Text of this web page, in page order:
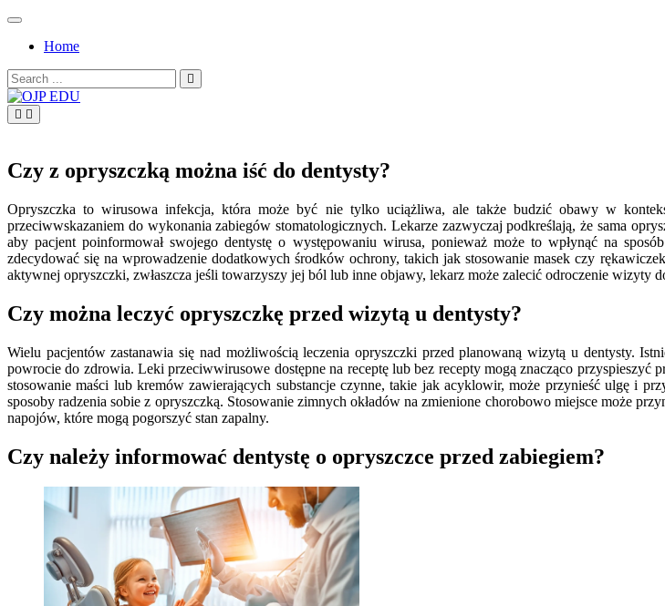
Skip
contentHome
Search
for:
Czy z opryszczką można iść do dentysty?
Opryszczka to wirusowa infekcja, która może być nie tylko uciążliwa, ale także budzić obawy w
przeciwwskazaniem do wykonania zabiegów stomatologicznych. Lekarze zazwyczaj podkreślają, że sama
aby pacjent poinformował swojego dentystę o występowaniu wirusa, ponieważ może to wpłynąć na
zdecydować się na wprowadzenie dodatkowych środków ochrony, takich jak stosowanie masek czy
aktywnej opryszczki, zwłaszcza jeśli towarzyszy jej ból lub inne objawy, lekarz może zalecić odroczenie wizyty
Czy można leczyć opryszczkę przed wizytą u dentysty?
Wielu pacjentów zastanawia się nad możliwością leczenia opryszczki przed planowaną wizytą u dentysty.
powrocie do zdrowia. Leki przeciwwirusowe dostępne na receptę lub bez recepty mogą znacząco
stosowanie maści lub kremów zawierających substancje czynne, takie jak acyklowir, może przynieść ulgę i
sposoby radzenia sobie z opryszczką. Stosowanie zimnych okładów na zmienione chorobowo miejsce może
napojów, które mogą pogorszyć stan zapalny.
Czy należy informować dentystę o opryszczce przed zabiegiem?